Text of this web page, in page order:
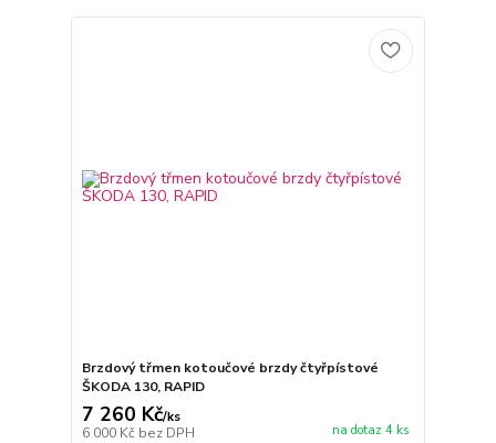
Brzdový třmen kotoučové brzdy čtyřpístové
ŠKODA 130, RAPID
7 260 Kč/ks
6 000 Kč bez DPH na dotaz 4 ks